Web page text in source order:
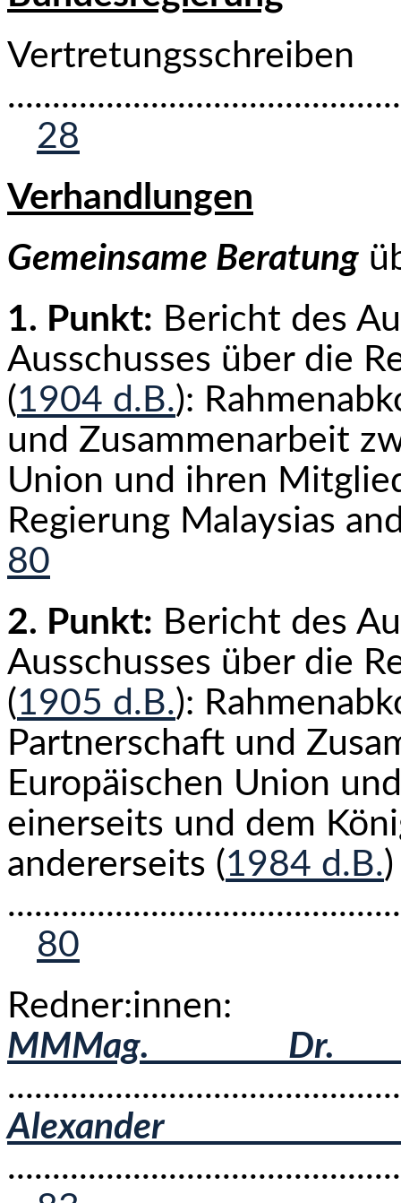
Vertretungsschreiben
28
Verhandlungen
Gemeinsame Beratung
1. Punkt: Bericht des
Ausschusses über die
(1904 d.B.):
und Zusammenarbeit
Union und ihren
Regierung Malaysias
80
2. Punkt: Bericht des
Ausschusses über die
(1905 d.B.):
Partnerschaft und
Europäischen Union
einerseits und dem
andererseits (1984 d.B.)
80
Redner:innen:
MMMag. Dr.